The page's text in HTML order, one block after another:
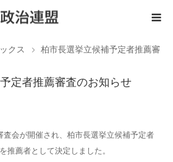
クス
柏市長選挙立候補予定者推薦審
定者推薦審査のお知らせ
会が開催され、柏市長選挙立候補予定者
推薦者として決定しました。